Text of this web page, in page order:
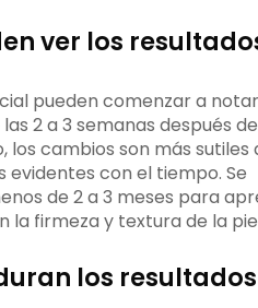
ver los
pueden comenzar a
2 a 3 semanas después
cambios son más sutiles
evidentes con el tiempo. Se
de 2 a 3 meses para
la firmeza y textura de la
los resultados